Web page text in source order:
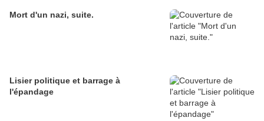
Mort d'un nazi, suite.
Lisier politique et barrage à
l'épandage